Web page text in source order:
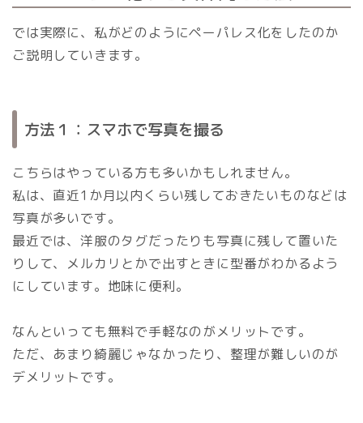
では実際に、私がどのようにペーパレス化をしたのか
ご説明していきます。
方法１：スマホで写真を撮る
こちらはやっている方も多いかもしれません。
私は、直近1か月以内くらい残しておきたいものなどは
写真が多いです。
最近では、洋服のタグだったりも写真に残して置いた
りして、メルカリとかで出すときに型番がわかるよう
にしています。地味に便利。
なんといっても無料で手軽なのがメリットです。
ただ、あまり綺麗じゃなかったり、整理が難しいのが
デメリットです。